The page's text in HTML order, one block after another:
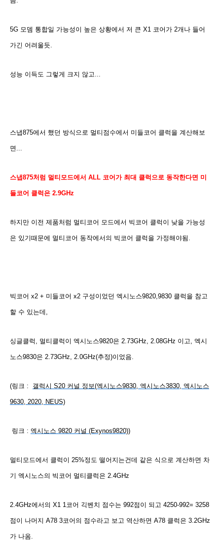
5G 모뎀 통합일 가능성이 높은 상황에서 저 큰 X1 코어가 2개나 들어
가긴 어려울듯.
성능 이득도 그렇게 크지 않고...
스냅875에서 했던 방식으로 멀티점수에서 미들코어 클럭을 계산해보
면...
스냅875처럼 멀티모드에서 ALL 코어가 최대 클럭으로 동작한다면 미
들코어 클럭은 2.9GHz
하지만 이전 제품처럼 멀티코어 모드에서 빅코어 클럭이 낮을 가능성
은 있기때문에 멀티코어 동작에서의 빅코어 클럭을 가정해야됨.
빅코어 x2 + 미들코어 x2 구성이었던 엑시노스9820,9830 클럭을 참고
할 수 있는데,
싱글클럭, 멀티클럭이 엑시노스9820은 2.73GHz, 2.08GHz 이고, 엑시
노스9830은 2.73GHz, 2.0GHz(추정)이었음.
(링크 : 갤럭시 S20 커널 정보(엑시노스9830, 엑시노스3830, 엑시노스
9630, 2020, NEUS)
링크 : 엑시노스 9820 커널 (Exynos9820))
멀티모드에서 클럭이 25%정도 떨어지는건데 같은 식으로 계산하면 차
기 엑시노스의 빅코어 멀티클럭은 2.4GHz
2.4GHz에서의 X1 1코어 긱벤치 점수는 992점이 되고 4250-992= 3258
점이 나머지 A78 3코어의 점수라고 보고 역산하면 A78 클럭은 3.2GHz
가 나옴.